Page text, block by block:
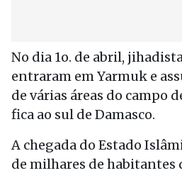
No dia 1o. de abril,
entraram em Yarmuk e
de várias áreas do campo
fica ao sul de Damasco.
A chegada do Estado
de milhares de habitantes